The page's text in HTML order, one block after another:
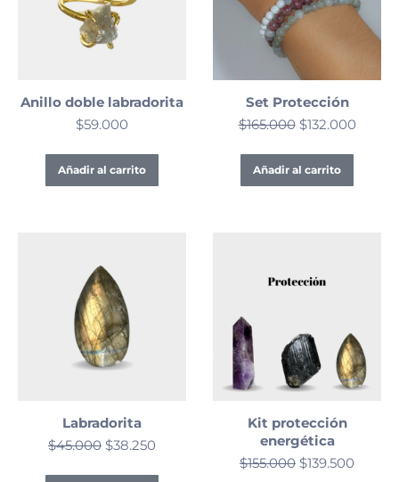
Anillo doble labradorita
$59.000
Añadir al carrito
Set Protección
$165.000 $132.000
Añadir al carrito
Labradorita
$45.000 $38.250
Kit protección
energética
$155.000 $139.500